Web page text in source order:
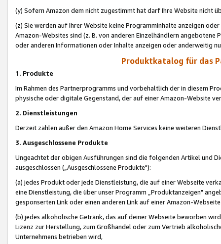
(y) Sofern Amazon dem nicht zugestimmt hat darf Ihre Website nicht
(z) Sie werden auf Ihrer Website keine Programminhalte anzeigen
Amazon-Websites sind (z. B. von anderen Einzelhändlern
oder anderen Informationen oder Inhalte anzeigen oder anderweitig
Produktkatalog für das
1. Produkte
Im Rahmen des Partnerprogramms und vorbehaltlich der in diesem
physische oder digitale Gegenstand, der auf einer Amazon-Website
2. Dienstleistungen
Derzeit zählen außer den Amazon Home Services keine weiteren
3. Ausgeschlossene Produkte
Ungeachtet der obigen Ausführungen sind die folgenden Artikel und
ausgeschlossen („Ausgeschlossene Produkte"):
(a) jedes Produkt oder jede Dienstleistung, die auf einer Webseite
eine Dienstleistung, die über unser Programm „Produktanzeigen"
gesponserten Link oder einen anderen Link auf einer Amazon-
(b) jedes alkoholische Getränk, das auf deiner Webseite beworben
Lizenz zur Herstellung, zum Großhandel oder zum Vertrieb
Unternehmens betrieben wird,